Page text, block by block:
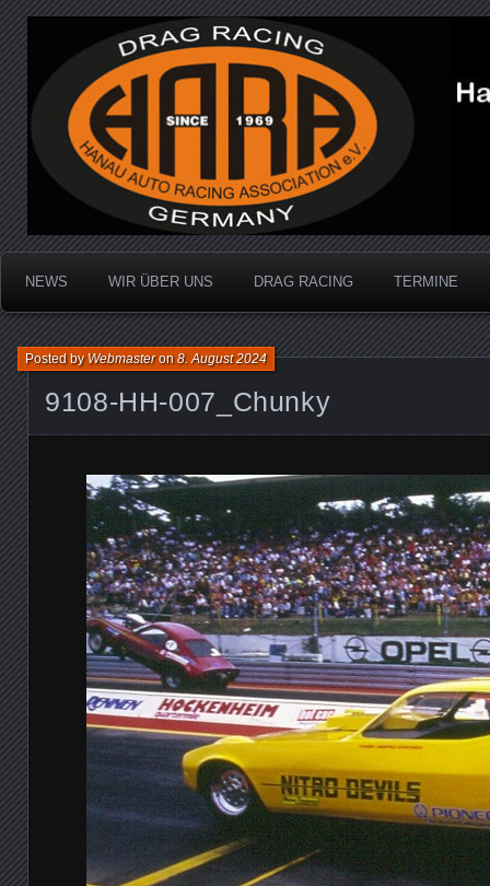
Hanau Auto Racing
Dragracing auf der 1/4 Meile
NEWS WIR ÜBER UNS DRAG RACING TERMINE
9108-HH-007_Chunky
Posted byWebmasteron8. August 2024